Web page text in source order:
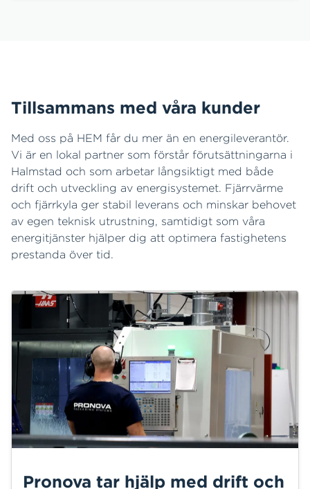
Tillsammans med våra kunder
Med oss på HEM får du mer än en energileverantör.
Vi är en lokal partner som förstår förutsättningarna i
Halmstad och som arbetar långsiktigt med både
drift och utveckling av energisystemet. Fjärrvärme
och fjärrkyla ger stabil leverans och minskar behovet
av egen teknisk utrustning, samtidigt som våra
energitjänster hjälper dig att optimera fastighetens
prestanda över tid.
Pronova tar hjälp med drift och